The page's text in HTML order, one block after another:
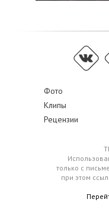
Фото
Клипы
Рецензии
только с
при этом